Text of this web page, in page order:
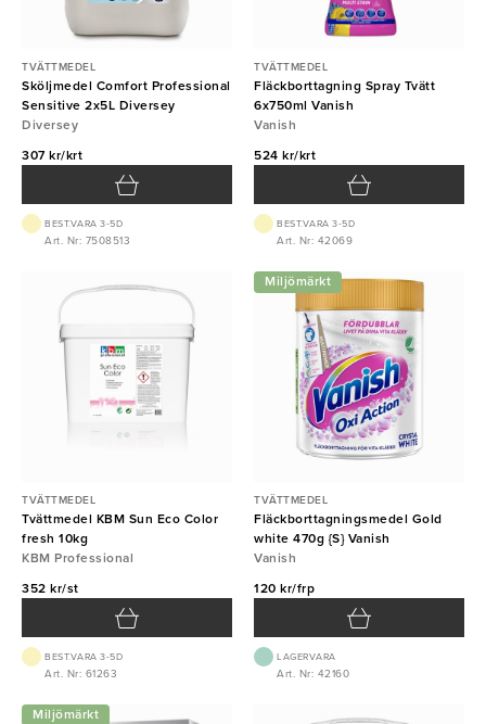
TVÄTTMEDEL
Sköljmedel Comfort Professional
Sensitive 2x5L Diversey
Diversey
307 kr/krt
BEST.VARA 3-5D
Art. Nr: 7508513
TVÄTTMEDEL
Fläckborttagning Spray Tvätt
6x750ml Vanish
Vanish
524 kr/krt
BEST.VARA 3-5D
Art. Nr: 42069
TVÄTTMEDEL
Tvättmedel KBM Sun Eco Color
fresh 10kg
KBM Professional
352 kr/st
BEST.VARA 3-5D
Art. Nr: 61263
Miljömärkt
TVÄTTMEDEL
Fläckborttagningsmedel Gold
white 470g {S} Vanish
Vanish
120 kr/frp
LAGERVARA
Art. Nr: 42160
Miljömärkt